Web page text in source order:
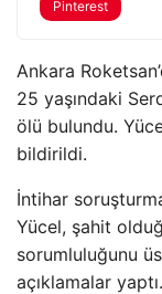
Pinterest
Ankara
25 yaşındaki
ölü bulundu.
bildirildi.
İntihar
Yücel, şahit
sorumluluğunu
açıklamalar yaptı.